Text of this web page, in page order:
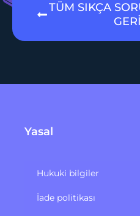
TÜM SIKÇA
Yasal
Hukuki bilgiler
İade politikası